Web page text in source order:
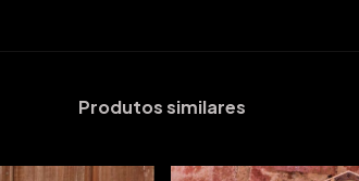
Produtos similares